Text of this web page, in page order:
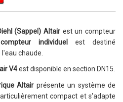
(Sappel) Altair est un compteur
individuel
est destiné
l'eau chaude.
V4est disponible en section DN15.
Altair présente un système de
compact et s'adapte